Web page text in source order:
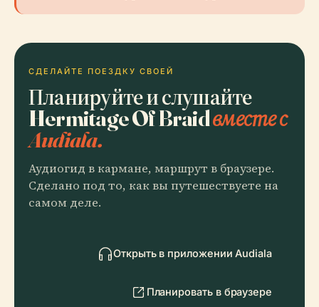
СДЕЛАЙТЕ ПОЕЗДКУ СВОЕЙ
Планируйте и слушайте
Hermitage Of Braidвместе с
Audiala.
Аудиогид в кармане, маршрут в браузере.
Сделано под то, как вы путешествуете на
самом деле.
Открыть в приложении Audiala
Планировать в браузере